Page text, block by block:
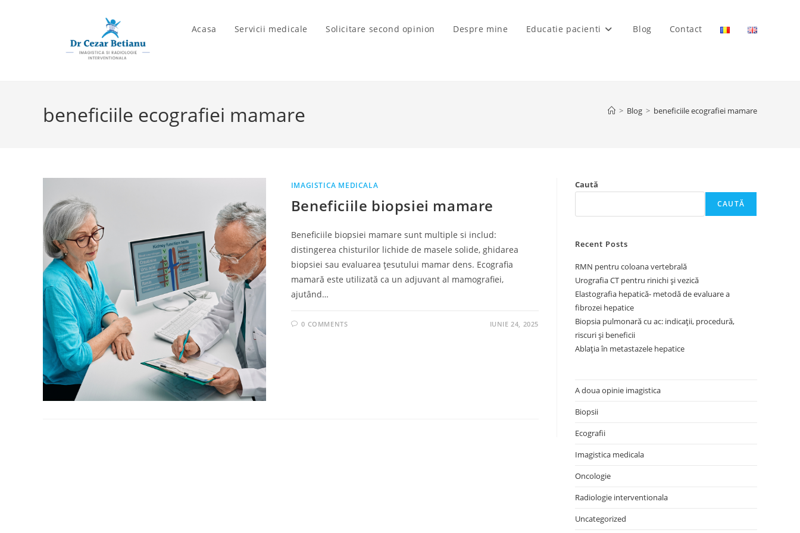
Acasa Servicii medicale Solicitare second opinion Despre mine Educatie pacienti Blog Contact
beneficiile ecografiei mamare > Blog > beneficiile ecografiei mamare
IMAGISTICA MEDICALA
Beneficiile biopsiei mamare
Beneficiile biopsiei mamare sunt multiple si includ:
distingerea chisturilor lichide de masele solide, ghidarea
biopsiei sau evaluarea țesutului mamar dens. Ecografia
mamară este utilizată ca un adjuvant al mamografiei,
ajutând…
0 COMMENTS IUNIE 24, 2025
Caută
CAUTĂ
Recent Posts
RMN pentru coloana vertebrală
Urografia CT pentru rinichi și vezică
Elastografia hepatică- metodă de evaluare a
fibrozei hepatice
Biopsia pulmonară cu ac: indicații, procedură,
riscuri și beneficii
Ablația în metastazele hepatice
A doua opinie imagistica
Biopsii
Ecografii
Imagistica medicala
Oncologie
Radiologie interventionala
Uncategorized